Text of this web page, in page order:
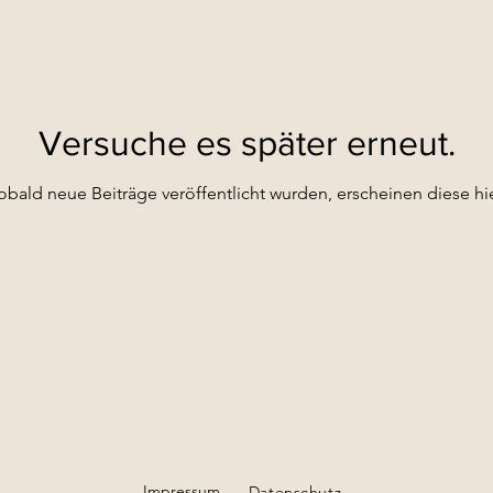
Versuche es später erneut.
neue Beiträge veröffentlicht wurden, erscheinen diese